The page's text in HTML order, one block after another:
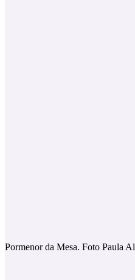
Pormenor da Mesa. Foto Paula